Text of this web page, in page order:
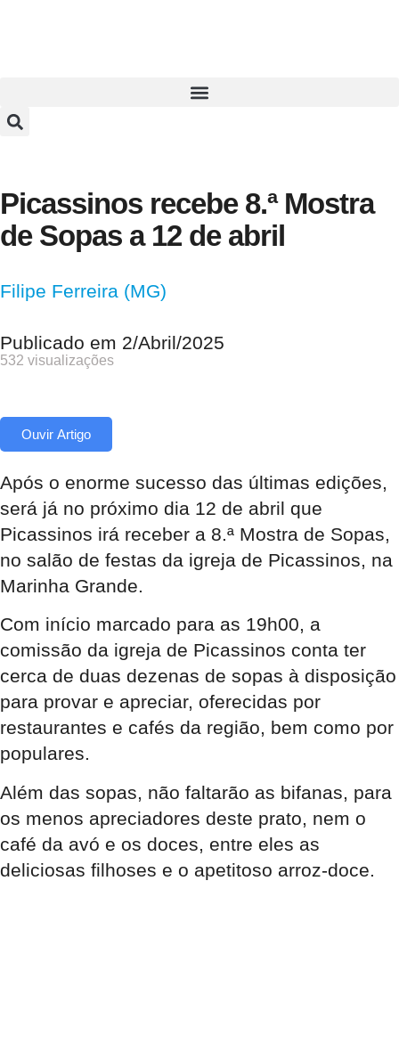
Picassinos recebe 8.ª Mostra
de Sopas a 12 de abril
Filipe Ferreira (MG)
Publicado em 2/Abril/2025
532 visualizações
Ouvir Artigo
Após o enorme sucesso das últimas edições,
será já no próximo dia 12 de abril que
Picassinos irá receber a 8.ª Mostra de Sopas,
no salão de festas da igreja de Picassinos, na
Marinha Grande.
Com início marcado para as 19h00, a
comissão da igreja de Picassinos conta ter
cerca de duas dezenas de sopas à disposição
para provar e apreciar, oferecidas por
restaurantes e cafés da região, bem como por
populares.
Além das sopas, não faltarão as bifanas, para
os menos apreciadores deste prato, nem o
café da avó e os doces, entre eles as
deliciosas filhoses e o apetitoso arroz-doce.